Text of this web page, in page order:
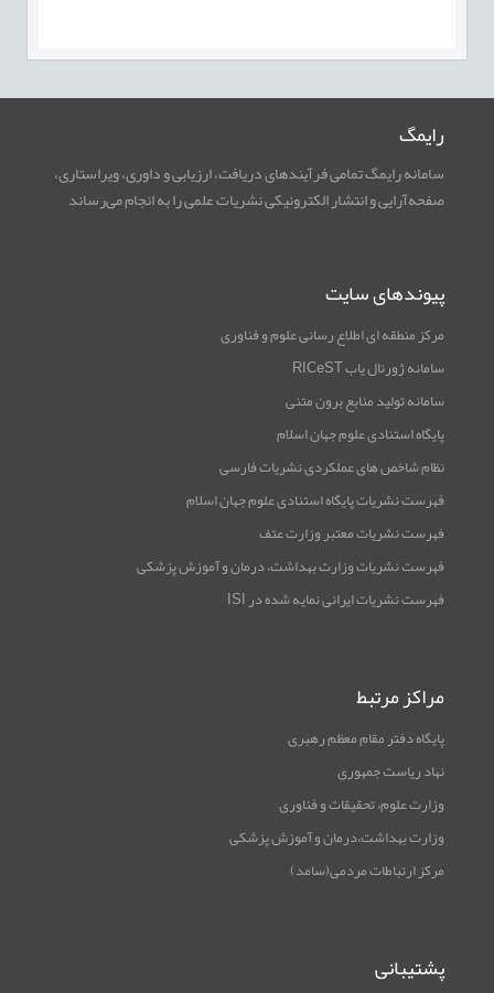
رایمگ
سامانه رایمگ تمامی فرآیندهای دریافت، ارزیابی و داوری، ویراستاری،
صفحه‌آرایی و انتشار الکترونیکی نشریات علمی را به انجام می‌رساند
پیوندهای سایت
مرکز منطقه ای اطلاع رسانی علوم و فناوری
سامانه ژورنال یاب RICeST
سامانه تولید منابع برون متنی
پایگاه استنادی علوم جهان اسلام
نظام شاخص های عملکردی نشریات فارسی
فهرست نشریات پایگاه استنادی علوم جهان اسلام
فهرست نشریات معتبر وزارت عتف
فهرست نشریات وزارت بهداشت، درمان و آموزش پزشکی
فهرست نشریات ایرانی نمایه شده در ISI
مراکز مرتبط
پایگاه دفتر مقام معظم رهبری
نهاد ریاست جمهوری
وزارت علوم، تحقیقات و فناوری
وزارت بهداشت،درمان و آموزش پزشکی
مرکز ارتباطات مردمی(سامد)
پشتیبانی